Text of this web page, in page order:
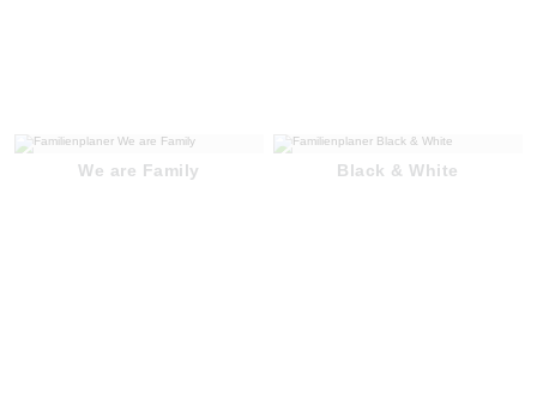
We are Family Black & White